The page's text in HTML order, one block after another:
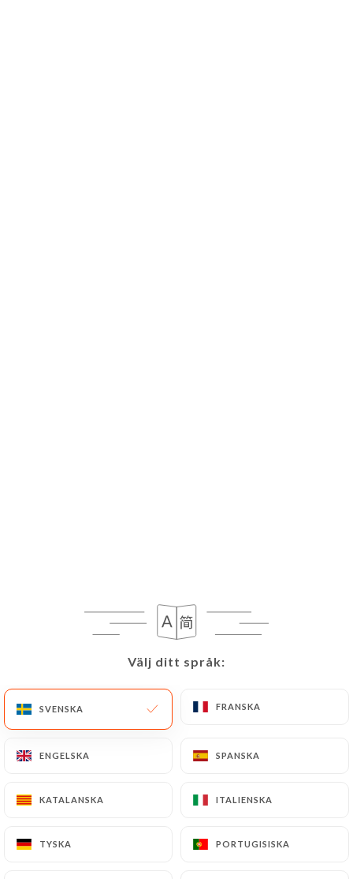
Välj ditt språk:
SVENSKA FRANSKA
ENGELSKA SPANSKA
KATALANSKA ITALIENSKA
TYSKA PORTUGISISKA
Välj ditt språk:
SVENSKA FRANSKA
ENGELSKA SPANSKA
KATALANSKA ITALIENSKA
TYSKA PORTUGISISKA